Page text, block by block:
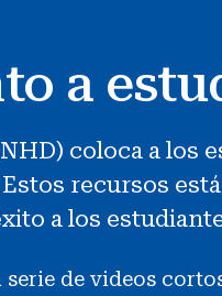
a
coloca a los
recursos
a los
de videos